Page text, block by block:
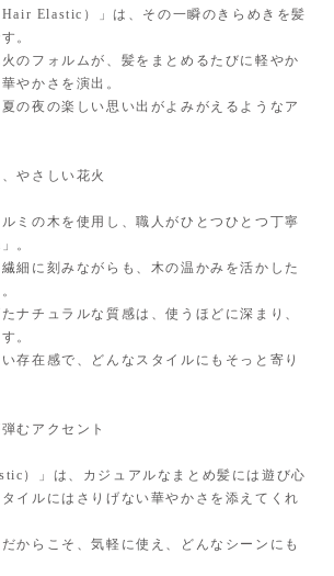
Hair Elastic）」は、その一瞬のきらめきを髪
。
のフォルムが、髪をまとめるたびに軽やか
やかさを演出。
の夜の楽しい思い出がよみがえるようなア
やさしい花火
ミの木を使用し、職人がひとつひとつ丁寧
。
細に刻みながらも、木の温かみを活かした
ナチュラルな質感は、使うほどに深まり、
。
存在感で、どんなスタイルにもそっと寄り
むアクセント
）」は、カジュアルなまとめ髪には遊び心
イルにはさりげない華やかさを添えてくれ
からこそ、気軽に使え、どんなシーンにも